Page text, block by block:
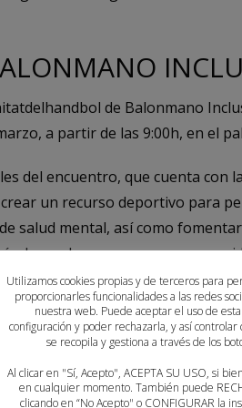
de Balonmano
a partir de las 9:00h, en el
del encuentro, que cuenta con
un recurso deportivo para
salud mental, así como
de muchas personas con
los clubes de balonmano
Balonmano Mislata
y asociaciones de salud
de una iniciativa que cada
Utilizamos cookies propias y de terceros para
proporcionarles funcionalidades a las redes
nuestra web. Puede aceptar el uso de
configuración y poder rechazarla, y así
se recopila y gestiona a través de los
Al clicar en "Sí, Acepto", ACEPTA SU USO, si
en cualquier momento. También puede
clicando en “No Acepto" o CONFIGURAR la